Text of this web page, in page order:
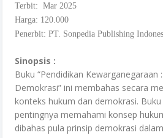
Terbit: Mar 2025
Harga: 120.000
Penerbit: PT. Sonpedia Publishing
Sinopsis :
Buku “Pendidikan
Demokrasi” ini membahas secara
konteks hukum dan demokrasi.
pentingnya memahami konsep
dibahas pula prinsip demokrasi